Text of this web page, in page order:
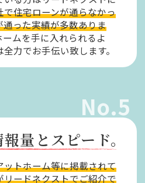
で住宅ローンが通らなかっ
った実績が多数ありま
ムを手に入れられるよ
力でお手伝い致します。
No.5
量とスピード。
トホーム等に掲載されて
ードネクストでご紹介で